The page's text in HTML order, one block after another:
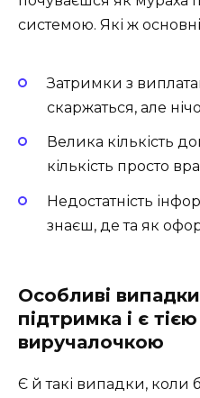
системою. Які ж
Затримки з
скаржаться, але
Велика кількість
кількість просто
Недостатність
знаєш, де та як
Особливі
підтримка і є
виручалочкою
Є й такі випадки, коли